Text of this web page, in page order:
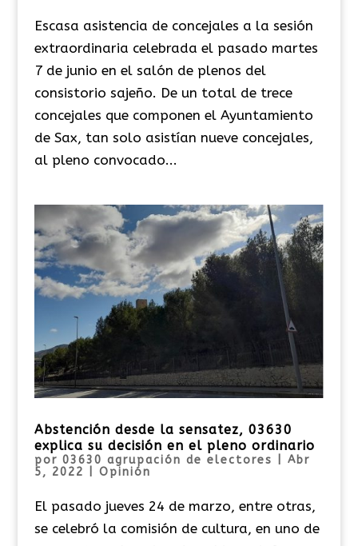
Escasa asistencia de concejales a la sesión
extraordinaria celebrada el pasado martes
7 de junio en el salón de plenos del
consistorio sajeño. De un total de trece
concejales que componen el Ayuntamiento
de Sax, tan solo asistían nueve concejales,
al pleno convocado...
Abstención desde la sensatez, 03630
explica su decisión en el pleno ordinario
por 03630 agrupación de electores
Abr
5, 2022
Opinión
El pasado jueves 24 de marzo, entre otras,
se celebró la comisión de cultura, en uno de